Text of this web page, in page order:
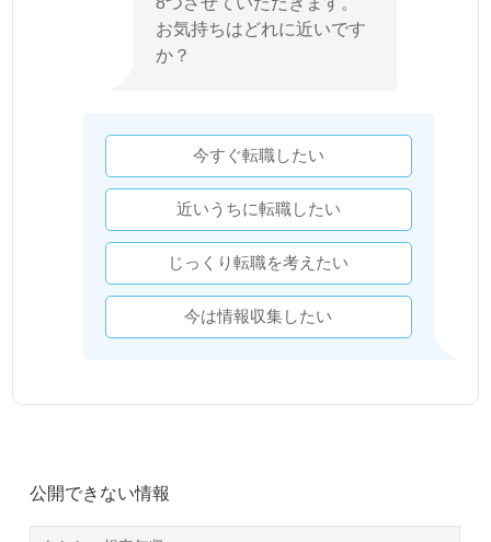
お気持ちはどれに近いです
か？
今すぐ転職したい
近いうちに転職したい
じっくり転職を考えたい
今は情報収集したい
公開できない情報